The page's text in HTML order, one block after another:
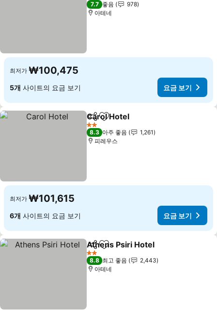
7.7 좋음
978
아테네
최저가 ₩100,475
5개 사이트의 요금 보기 요금 보기
공유 즐겨찾기에 추가
Carol Hotel
2 성급
8.3 아주 좋음
1,261
피레우스
최저가 ₩101,615
6개 사이트의 요금 보기 요금 보기
공유 즐겨찾기에 추가
Athens Psiri Hotel
2 성급
8.8 최고 좋음
2,443
아테네